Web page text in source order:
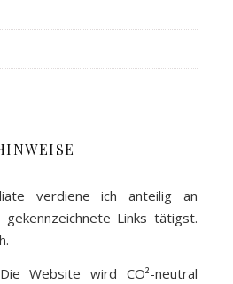
verdiene ich anteilig an
Links tätigst.
Website wird CO²-neutral